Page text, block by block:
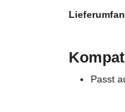
Passt